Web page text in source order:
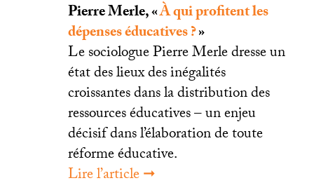
Pierre Merle, «À qui profitent les
dépenses éducatives?»
Le sociologue Pierre Merle dresse un
état des lieux des inégalités
croissantes dans la distribution des
ressources éducatives – un enjeu
décisif dans l’élaboration de toute
réforme éducative.
Lire l’article ➞